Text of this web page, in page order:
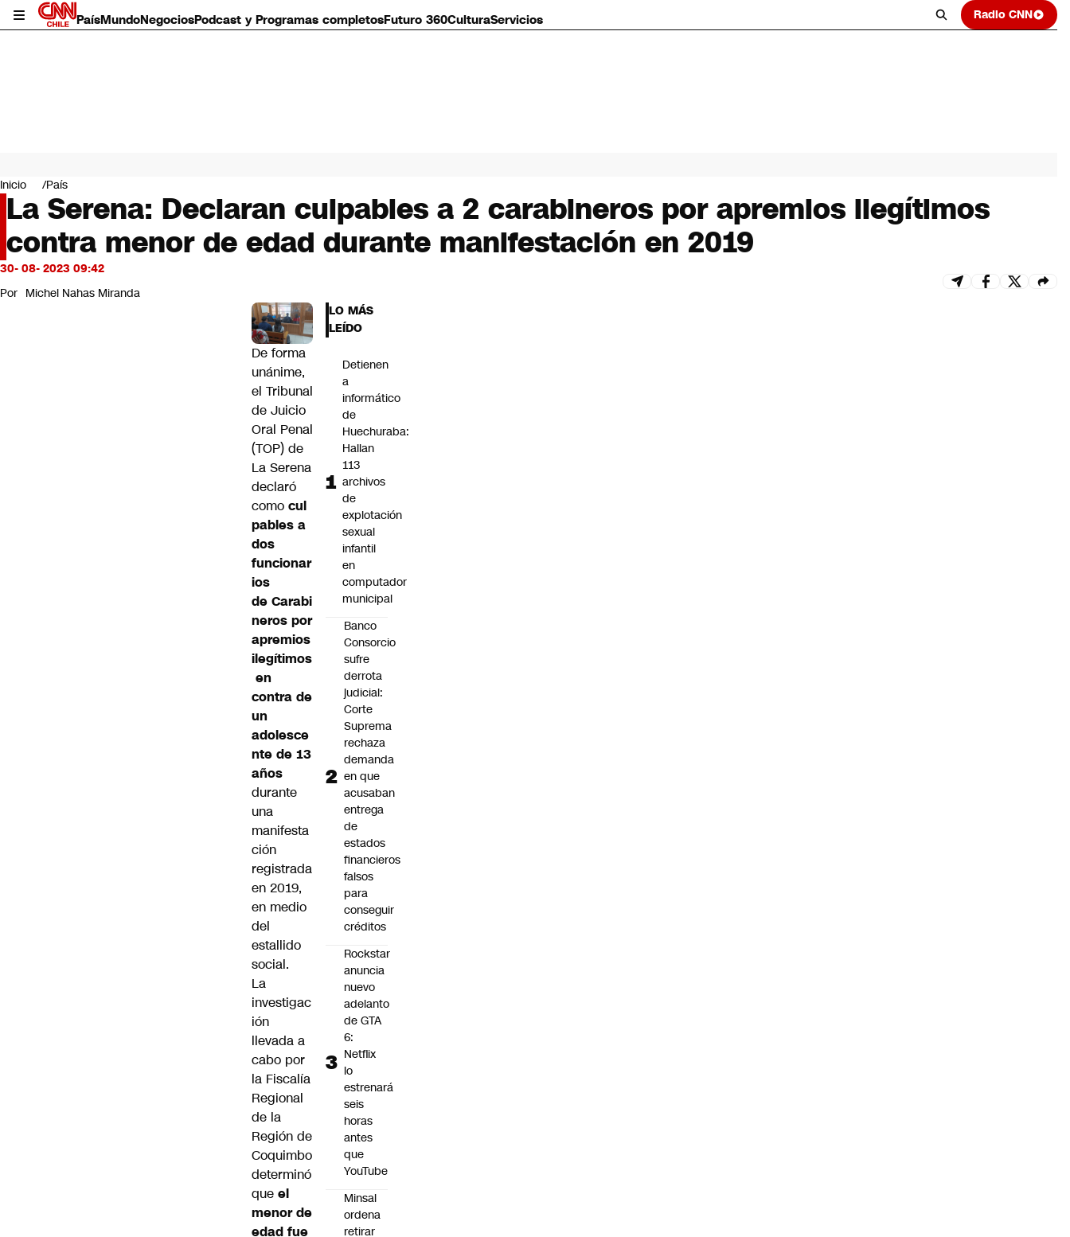
PaísMundoNegociosPodcast y Programas completosFuturo 360CulturaServicios Radio CNN
Mundo
Negocios
Deportes
Programas completos
Cultura
Servicios
Bits
CNN Data
Inicio País
La Serena: Declaran culpables a 2 carabineros por apremios ilegítimos
contra menor de edad durante manifestación en 2019
30- 08- 2023 09:42
Por Michel Nahas Miranda
De forma
unánime,
el Tribunal
de Juicio
Oral Penal
(TOP) de
La Serena
declaró
como cul
pables a
dos
funcionar
ios
de Carabi
neros por
apremios
ilegítimos
en
contra de
un
adolesce
nte de 13
años
durante
una
manifesta
ción
registrada
en 2019,
en medio
del
estallido
social.
La
investigac
ión
llevada a
cabo por
la Fiscalía
Regional
de la
Región de
Coquimbo
determinó
que el
menor de
edad fue
LO MÁS
LEÍDO
Detienen
a
informático
de
Huechuraba:
Hallan
113
archivos
de
explotación
sexual
infantil
en
computador
municipal
Banco
Consorcio
sufre
derrota
judicial:
Corte
Suprema
rechaza
demanda
en que
acusaban
entrega
de
estados
financieros
falsos
para
conseguir
créditos
Rockstar
anuncia
nuevo
adelanto
de GTA
6:
Netflix
lo
estrenará
seis
horas
antes
que
YouTube
Minsal
ordena
retirar